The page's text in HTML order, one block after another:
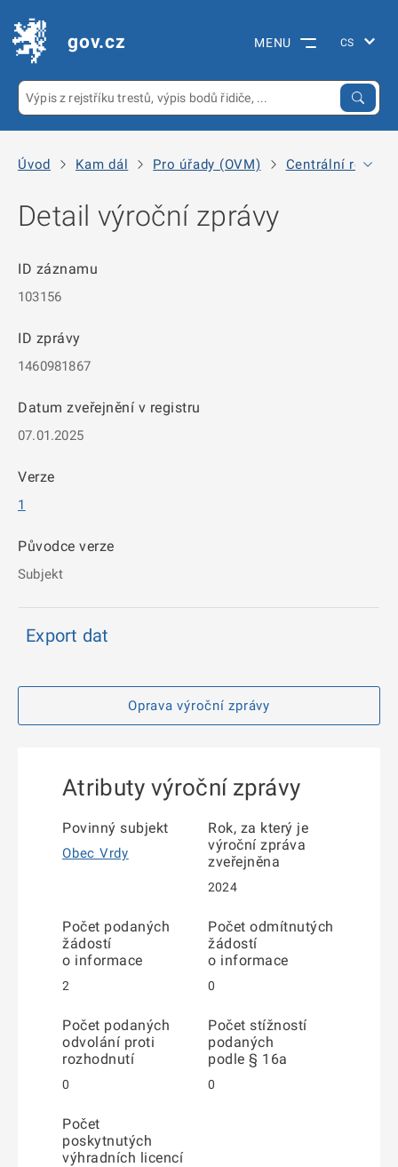
gov.cz MENU
Úvod Kam dál Pro úřady (OVM) Centrální registr
Detail výroční zprávy
ID záznamu
103156
ID zprávy
1460981867
Datum zveřejnění v registru
07.01.2025
Verze
1
Původce verze
Subjekt
Export dat
Oprava výroční zprávy
Atributy výroční zprávy
Povinný subjekt
Obec Vrdy
Rok, za který je
výroční zpráva
zveřejněna
2024
Počet podaných
žádostí
o informace
2
Počet odmítnutých
žádostí
o informace
0
Počet podaných
odvolání proti
rozhodnutí
0
Počet stížností
podaných
podle § 16a
0
Počet
poskytnutých
výhradních licencí